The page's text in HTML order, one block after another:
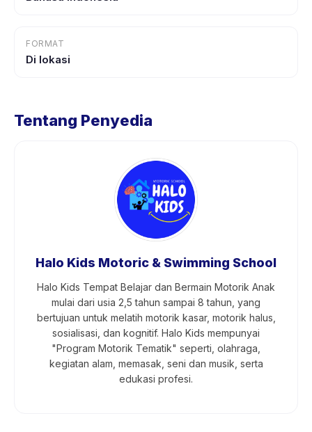
FORMAT
Di lokasi
Tentang Penyedia
Halo Kids Motoric & Swimming School
Halo Kids Tempat Belajar dan Bermain Motorik Anak
mulai dari usia 2,5 tahun sampai 8 tahun, yang
bertujuan untuk melatih motorik kasar, motorik halus,
sosialisasi, dan kognitif. Halo Kids mempunyai
"Program Motorik Tematik" seperti, olahraga,
kegiatan alam, memasak, seni dan musik, serta
edukasi profesi.